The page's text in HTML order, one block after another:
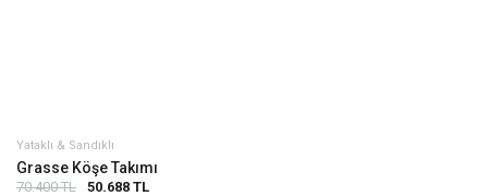
Yataklı & Sandıklı
Grasse Köşe Takımı
70.400 TL 50.688 TL